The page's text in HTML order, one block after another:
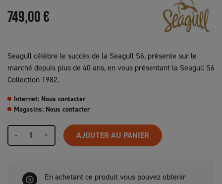
749,00 €
Seagull célèbre le succès de la Seagull S6, présente sur le
marché depuis plus de 40 ans, en vous présentant la Seagull S6
Collection 1982.
Internet: Nous contacter
Magasins: Nous contacter
- + AJOUTER AU PANIER
En achetant ce produit vous pouvez obtenir